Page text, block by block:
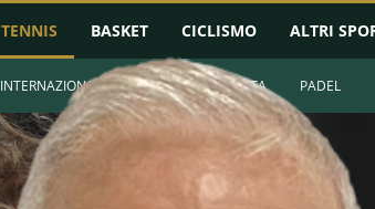
TENNIS BASKET CICLISMO ALTRI
INTERNAZIONALI ROMA ATP WTA PADEL